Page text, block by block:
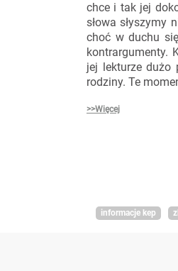
chce i tak jej
słowa słyszymy
choć w duchu
kontrargumenty.
jej lekturze dużo
rodziny. Te
>>Więcej
informacje kep